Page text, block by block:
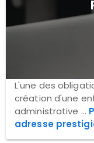
L'une des
création d'une
administrative ...
adresse